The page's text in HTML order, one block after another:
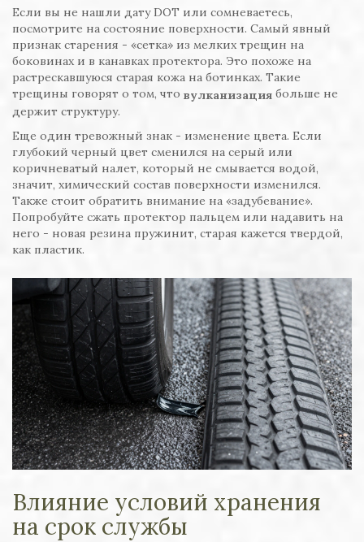
Если вы не нашли дату DOT или сомневаетесь,
посмотрите на состояние поверхности. Самый явный
признак старения - «сетка» из мелких трещин на
боковинах и в канавках протектора. Это похоже на
растрескавшуюся старая кожа на ботинках. Такие
трещины говорят о том, что вулканизация больше не
держит структуру.
Еще один тревожный знак - изменение цвета. Если
глубокий черный цвет сменился на серый или
коричневатый налет, который не смывается водой,
значит, химический состав поверхности изменился.
Также стоит обратить внимание на «задубевание».
Попробуйте сжать протектор пальцем или надавить на
него - новая резина пружинит, старая кажется твердой,
как пластик.
Влияние условий хранения
на срок службы